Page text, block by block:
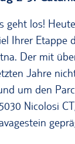
geht los!
Ihrer Etappe
Der mit
Jahre
um den
Nicolosi